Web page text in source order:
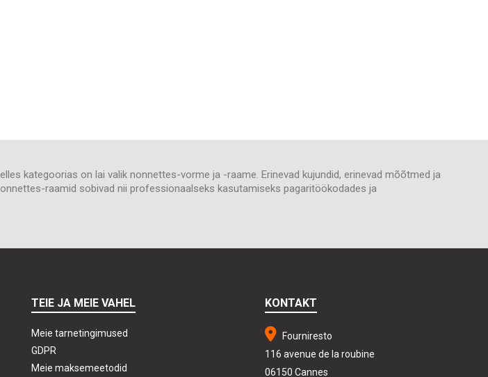
kategoorias on lai valik nonnettes-vorme ja -raame. Erinevad kujundid, erinevad mõõtmed ja
raamid sobivad nii professionaalseks kasutamiseks pagaritöökodades ja
TEIE JA MEIE VAHEL
Meie tarnetingimused
GDPR
Meie maksemeetodid
KONTAKT
Fourniresto
116 avenue de la roubine
06150 Cannes